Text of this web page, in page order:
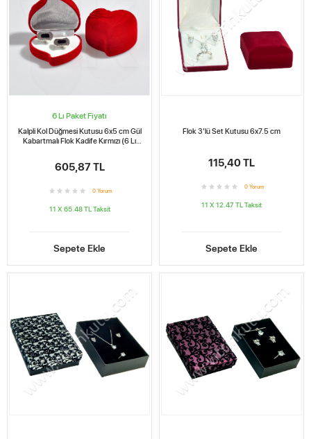
6 Lı Paket Fiyatı
Kalpli Kol Düğmesi Kutusu 6x5 cm Gül
Kabartmalı Flok Kadife Kırmızı (6 Lı
605,87 TL
0 Yorum
11 X 65.48 TL Taksit
Sepete Ekle
Flok 3′lü Set Kutusu 6x7.5 cm
115,40 TL
0 Yorum
11 X 12.47 TL Taksit
Sepete Ekle